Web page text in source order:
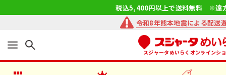
税込5,400円以上で送料無料 ※遠
令和8年熊本地震による配送
スジャータめいらくオンラインシ